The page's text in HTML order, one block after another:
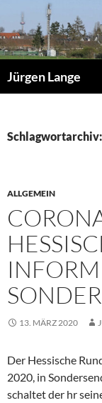
Inhalt
springen
Jürgen Lange
ALLGEMEIN
13. MÄRZ 2020
Der Hessische
2020, in
schaltet der hr